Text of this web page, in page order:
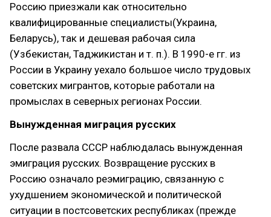
Россию приезжали как относительно
квалифицированные специалисты(Украина,
Беларусь), так и дешевая рабочая сила
(Узбекистан, Таджикистан и т. п.). В 1990-е гг. из
России в Украину уехало большое число трудовых
советских мигрантов, которые работали на
промыслах в северных регионах России.
Вынужденная миграция русских
После развала СССР наблюдалась вынужденная
эмиграция русских. Возвращение русских в
Россию означало реэмиграцию, связанную с
ухудшением экономической и политической
ситуации в постсоветских республиках (прежде